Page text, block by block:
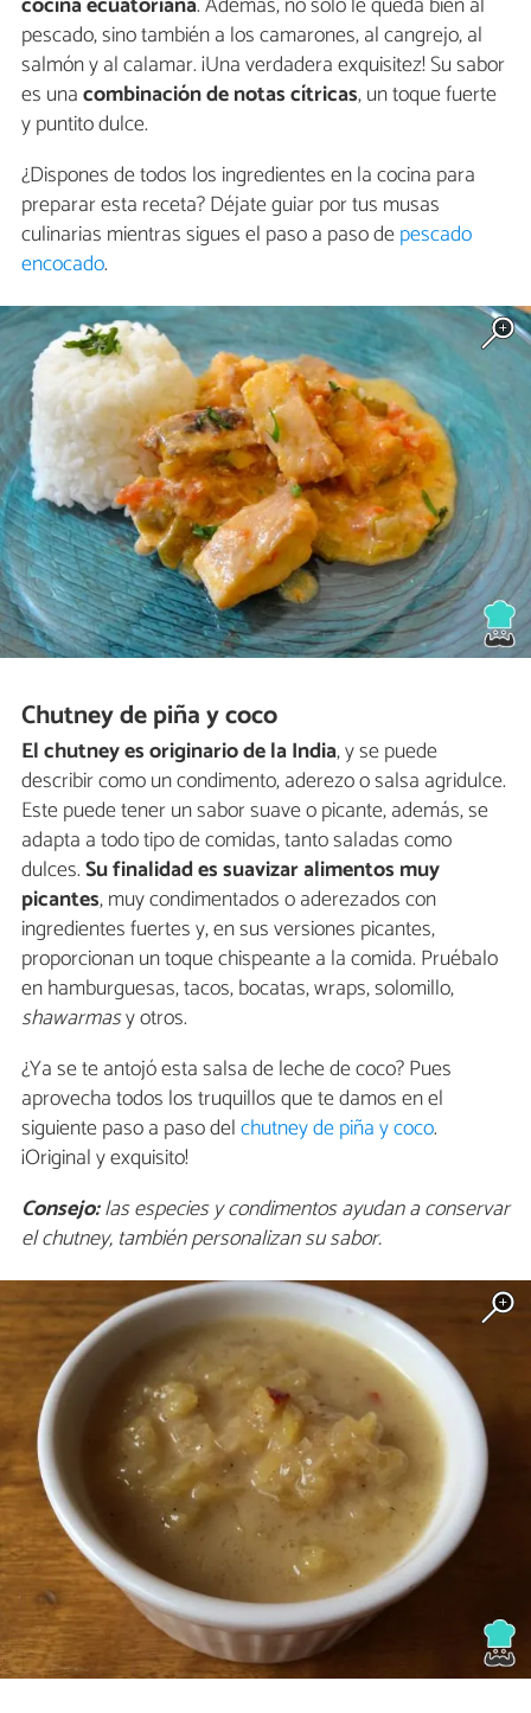
pescado, sino también a los camarones, al cangrejo, al
salmón y al calamar. ¡Una verdadera exquisitez! Su sabor
es unacombinación de notas cítricas, un toque fuerte
y puntito dulce.
¿Dispones de todos los ingredientes en la cocina para
preparar esta receta? Déjate guiar por tus musas
culinarias mientras sigues el paso a paso depescado
encocado.
Chutney de piña y coco
El chutney es originario de la India, y se puede
describir como un condimento, aderezo o salsa agridulce.
Este puede tener un sabor suave o picante, además, se
adapta a todo tipo de comidas, tanto saladas como
dulces.Su finalidad es suavizar alimentos muy
picantes, muy condimentados o aderezados con
ingredientes fuertes y, en sus versiones picantes,
proporcionan un toque chispeante a la comida. Pruébalo
en hamburguesas, tacos, bocatas, wraps, solomillo,
shawarmasy otros.
¿Ya se te antojó esta salsa de leche de coco? Pues
aprovecha todos los truquillos que te damos en el
siguiente paso a paso delchutney de piña y coco.
¡Original y exquisito!
Consejo:las especies y condimentos ayudan a conservar
el chutney, también personalizan su sabor.